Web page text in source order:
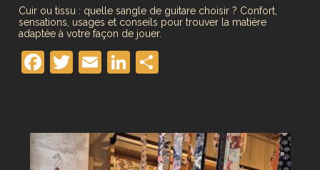
Cuir ou tissu : quelle sangle de guitare choisir ? Confort,
sensations, usages et conseils pour trouver la matière
adaptée à votre façon de jouer.
Facebook
Twitter
EmailLinkedIn